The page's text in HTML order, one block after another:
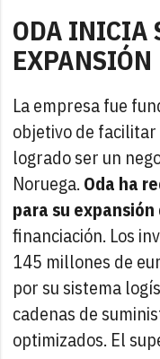
ODA INICIA
EXPANSIÓN
La empresa fue
objetivo de facilitar
logrado ser un
Noruega. Oda ha
para su expansión
financiación. Los
145 millones de
por su sistema
cadenas de
optimizados. El